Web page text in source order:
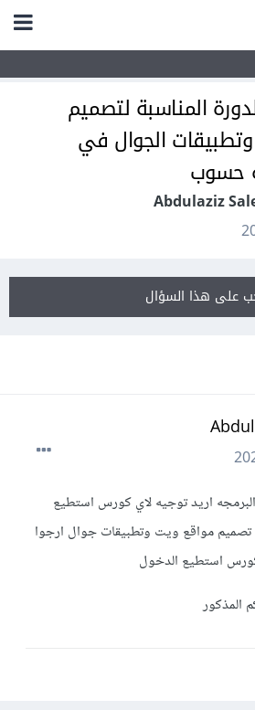
المناسبة لتصميم
الجوال في
حسوب
على هذا السؤال
اريد توجيه لاي كورس استطيع
مواقع ويت وتطبيقات جوال ارجوا
استطيع الدخول
المذكور